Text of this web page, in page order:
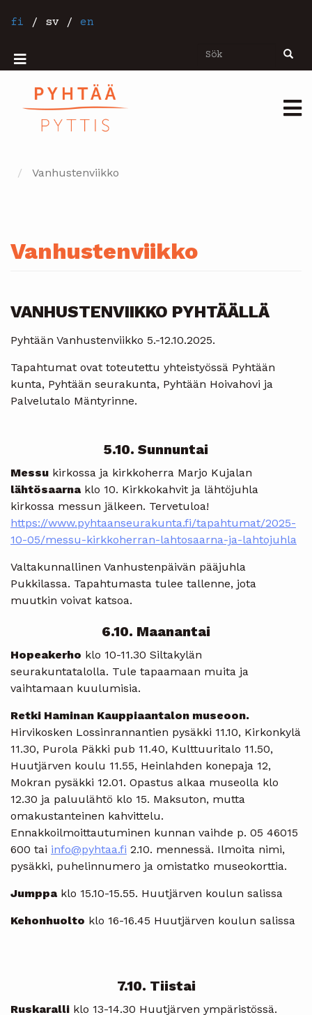
tillfi / sv / en
Sök Sök
Mobiilivalikko
Vanhustenviikko
Vanhustenviikko
VANHUSTENVIIKKO PYHTÄÄLLÄ
Pyhtään Vanhustenviikko 5.-12.10.2025.
Tapahtumat ovat toteutettu yhteistyössä Pyhtään
kunta, Pyhtään seurakunta, Pyhtään Hoivahovi ja
Palvelutalo Mäntyrinne.
5.10. Sunnuntai
Messu kirkossa ja kirkkoherra Marjo Kujalan
lähtösaarnaklo 10. Kirkkokahvit ja lähtöjuhla
kirkossa messun jälkeen. Tervetuloa!
https://www.pyhtaanseurakunta.fi/tapahtumat/2025-
10-05/messu-kirkkoherran-lahtosaarna-ja-lahtojuhla
Valtakunnallinen Vanhustenpäivän pääjuhla
Pukkilassa. Tapahtumasta tulee tallenne, jota
muutkin voivat katsoa.
6.10. Maanantai
Hopeakerho klo 10-11.30 Siltakylän
seurakuntatalolla. Tule tapaamaan muita ja
vaihtamaan kuulumisia.
Retki Haminan Kauppiaantalon museoon.
Hirvikosken Lossinrannantien pysäkki 11.10, Kirkonkylä
11.30, Purola Päkki pub 11.40, Kulttuuritalo 11.50,
Huutjärven koulu 11.55, Heinlahden konepaja 12,
Mokran pysäkki 12.01. Opastus alkaa museolla klo
12.30 ja paluulähtö klo 15. Maksuton, mutta
omakustanteinen kahvittelu.
Ennakkoilmoittautuminen kunnan vaihde p. 05 46015
600 tai info@pyhtaa.fi 2.10. mennessä. Ilmoita nimi,
pysäkki, puhelinnumero ja omistatko museokorttia.
Jumppaklo 15.10-15.55. Huutjärven koulun salissa
Kehonhuolto klo 16-16.45 Huutjärven koulun salissa
7.10. Tiistai
Ruskaralli klo 13-14.30 Huutjärven ympäristössä.